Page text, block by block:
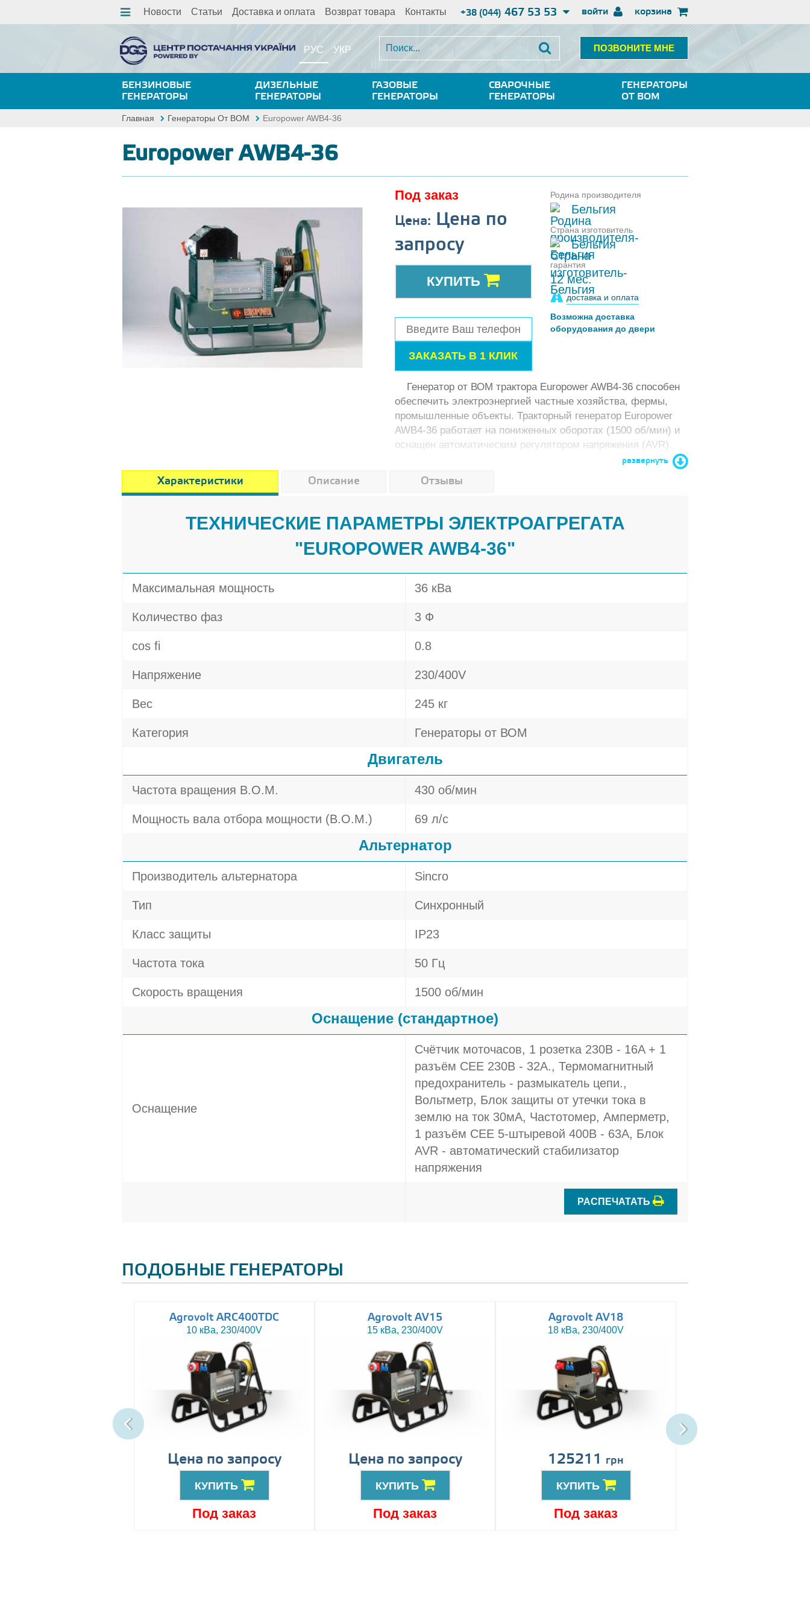
Новости Статьи Доставка и оплата Возврат товара Контакты войти
+38 (044) 467 53 53 корзина
РУС УКР ПОЗВОНИТЕ МНЕ
БЕНЗИНОВЫЕ
ГЕНЕРАТОРЫ
ДИЗЕЛЬНЫЕ
ГЕНЕРАТОРЫ
ГАЗОВЫЕ
ГЕНЕРАТОРЫ
СВАРОЧНЫЕ
ГЕНЕРАТОРЫ
ГЕНЕРАТОРЫ
ОТ ВОМ
Главная Генераторы От ВОМ Europower AWB4-36
Europower AWB4-36
Под заказ
Цена: Цена по
запросу
КУПИТЬ
Родина производителя
Бельгия
Страна изготовитель
Бельгия
гарантия
12 мес.
доставка и оплата
Возможна доставка
оборудования до двери
Генератор от ВОМ трактора Europower AWB4-36 способен
обеспечить электроэнергией частные хозяйства, фермы,
промышленные объекты. Тракторный генератор Europower
AWB4-36 работает на пониженных оборотах (1500 об/мин) и
оснащен автоматическим регулятором напряжения (AVR).
развернуть
Характеристики Описание Отзывы
ТЕХНИЧЕСКИЕ ПАРАМЕТРЫ ЭЛЕКТРОАГРЕГАТА
"EUROPOWER AWB4-36"
Максимальная мощность 36 кВа
Количество фаз 3 Ф
cos fi 0.8
Напряжение 230/400V
Вес 245 кг
Категория Генераторы от ВОМ
Двигатель
Частота вращения В.О.М. 430 об/мин
Мощность вала отбора мощности (В.О.М.) 69 л/c
Альтернатор
Производитель альтернатора Sincro
Тип Синхронный
Класс защиты IP23
Частота тока 50 Гц
Скорость вращения 1500 об/мин
Оснащение (стандартное)
Оснащение
Счётчик моточасов, 1 розетка 230В - 16A + 1
разъём СЕЕ 230В - 32A., Термомагнитный
предохранитель - размыкатель цепи.,
Вольтметр, Блок защиты от утечки тока в
землю на ток 30мА, Частотомер, Амперметр,
1 разъём CEE 5-штыревой 400В - 63A, Блок
AVR - автоматический стабилизатор
напряжения
РАСПЕЧАТАТЬ
ПОДОБНЫЕ ГЕНЕРАТОРЫ
Agrovolt ARC400TDC
10 кВа, 230/400V
Цена по запросу
КУПИТЬ
Под заказ
Agrovolt AV15
15 кВа, 230/400V
Цена по запросу
КУПИТЬ
Под заказ
Agrovolt AV18
18 кВа, 230/400V
125211 грн
КУПИТЬ
Под заказ